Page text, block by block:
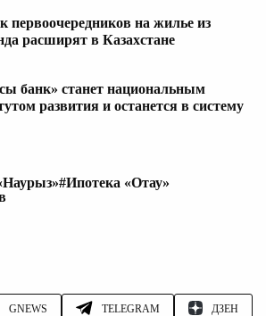
первоочередников на жилье из
расширят в Казахстане
банк» станет национальным
развития и останется в систему
#Ипотека «Отау»
GNEWS TELEGRAM ДЗЕН